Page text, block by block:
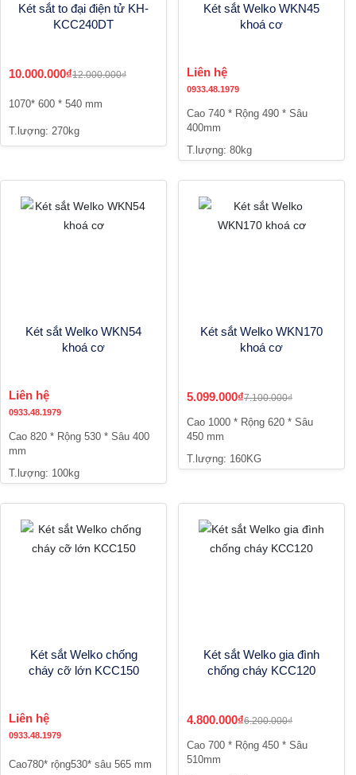
Két sắt to đại điện tử KH-
KCC240DT
10.000.000₫12.000.000₫
1070* 600 * 540 mm
T.lượng: 270kg
Két sắt Welko WKN45
khoá cơ
Liên hệ
0933.48.1979
Cao 740 * Rộng 490 * Sâu
400mm
T.lượng: 80kg
Két sắt Welko WKN54
khoá cơ
Liên hệ
0933.48.1979
Cao 820 * Rộng 530 * Sâu 400
mm
T.lượng: 100kg
Két sắt Welko WKN170
khoá cơ
5.099.000₫7.100.000₫
Cao 1000 * Rộng 620 * Sâu
450 mm
T.lượng: 160KG
Két sắt Welko chống
cháy cỡ lớn KCC150
Liên hệ
0933.48.1979
Cao780* rộng530* sâu 565 mm
Két sắt Welko gia đình
chống cháy KCC120
4.800.000₫6.200.000₫
Cao 700 * Rộng 450 * Sâu
510mm